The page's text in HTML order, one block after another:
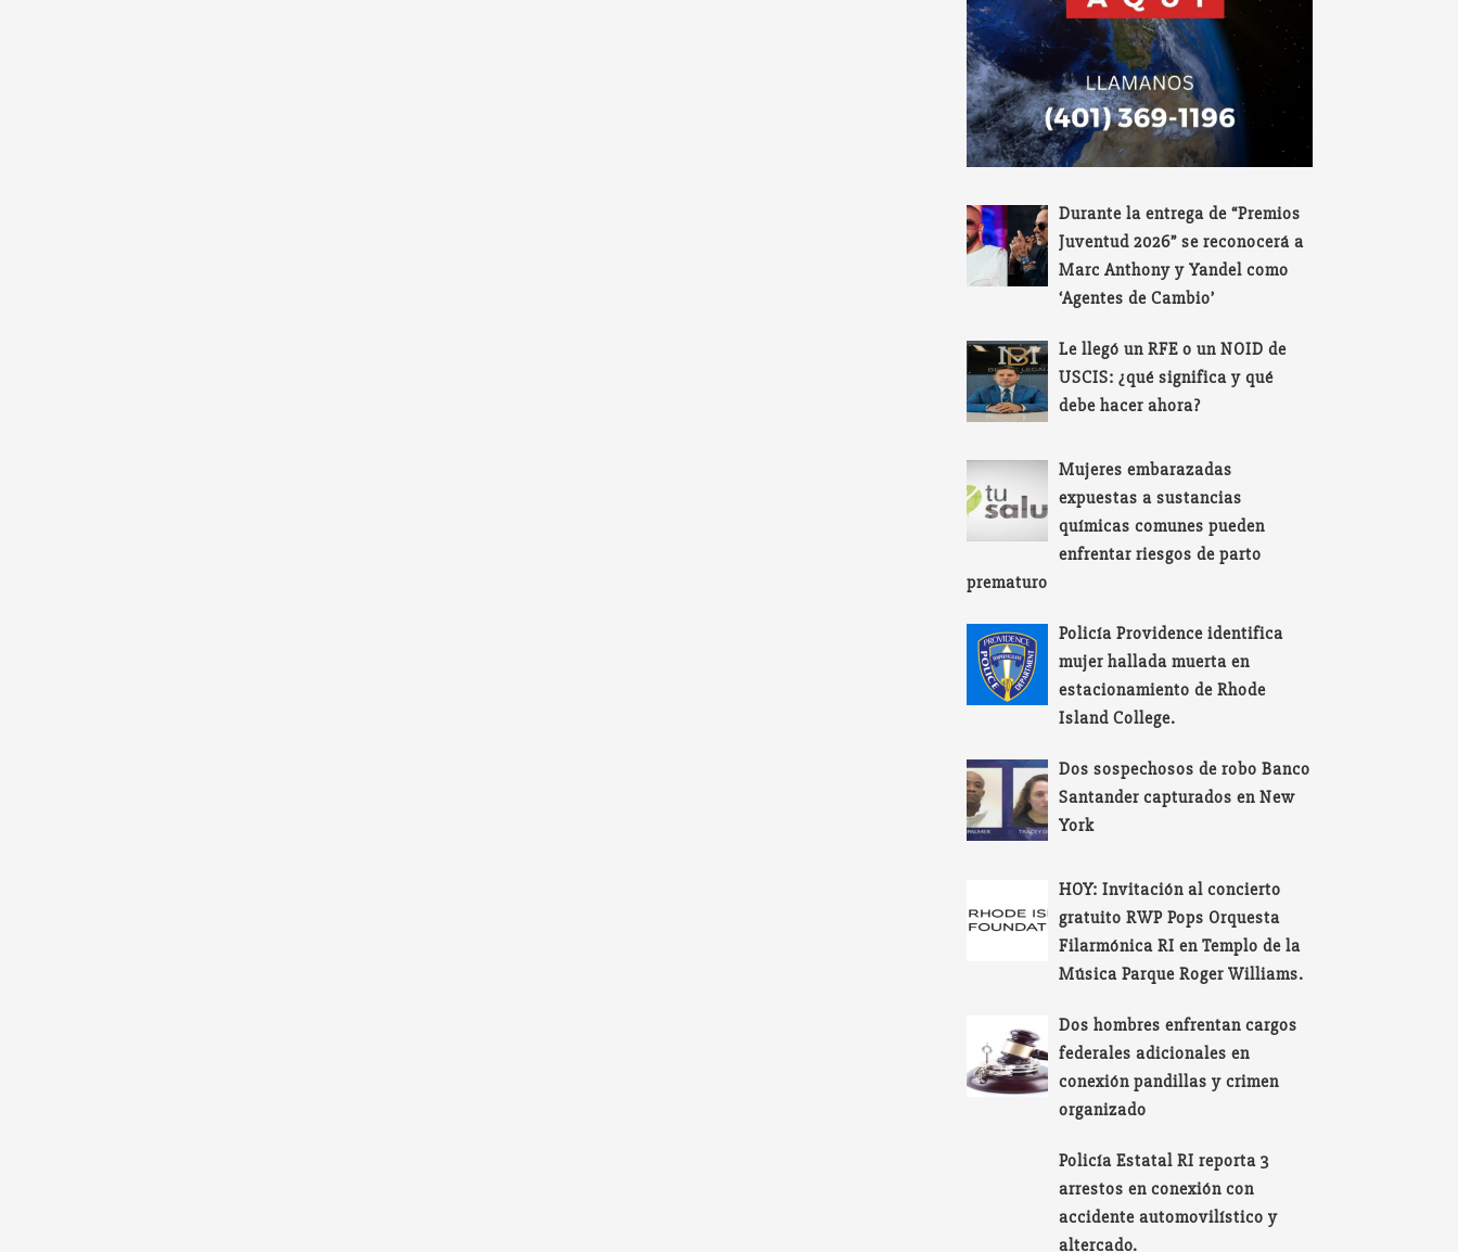
Durante la entrega de “Premios
Juventud 2026” se reconocerá a
Marc Anthony y Yandel como
‘Agentes de Cambio’
Le llegó un RFE o un NOID de
USCIS: ¿qué significa y qué
debe hacer ahora?
Mujeres embarazadas
expuestas a sustancias
químicas comunes pueden
enfrentar riesgos de parto
prematuro
Policía Providence identifica
mujer hallada muerta en
estacionamiento de Rhode
Island College.
Dos sospechosos de robo Banco
Santander capturados en New
York
HOY: Invitación al concierto
gratuito RWP Pops Orquesta
Filarmónica RI en Templo de la
Música Parque Roger Williams.
Dos hombres enfrentan cargos
federales adicionales en
conexión pandillas y crimen
organizado
Policía Estatal RI reporta 3
arrestos en conexión con
accidente automovilístico y
altercado.